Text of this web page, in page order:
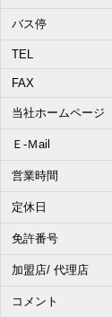
バス停
TEL
FAX
当社ホームページ
Ｅ-Ｍail
営業時間
定休日
免許番号
加盟店/ 代理店
コメント